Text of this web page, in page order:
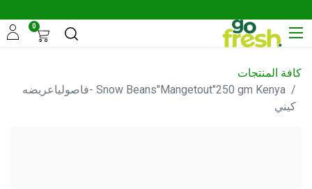
0
كافة المنتجات
Snow Beans"Mangetout"250 gm Kenya -فاصولياعريضه
كيني